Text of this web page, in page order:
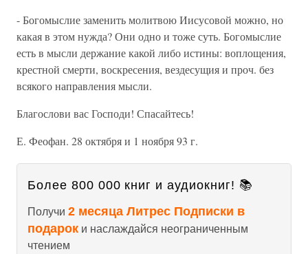
- Богомыслие заменить молитвою Иисусовой можно, но
какая в этом нужда? Они одно и тоже суть. Богомыслие
есть в мысли держание какой либо истины: воплощения,
крестной смерти, воскресения, вездесущия и проч. без
всякого направления мысли.
Благослови вас Господи! Спасайтесь!
Е. Феофан. 28 октября и 1 ноября 93 г.
Более 800 000 книг и аудиокниг! 📚
Получи 2 месяца Литрес Подписки в
подарок и наслаждайся неограниченным
чтением